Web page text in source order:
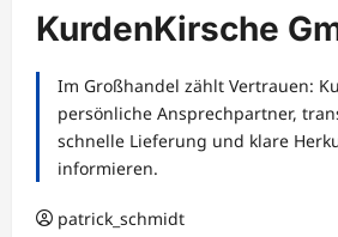
KurdenKirsche
Im Großhandel zählt Vertrauen:
persönliche Ansprechpartner,
schnelle Lieferung und klare
informieren.
patrick_schmidt